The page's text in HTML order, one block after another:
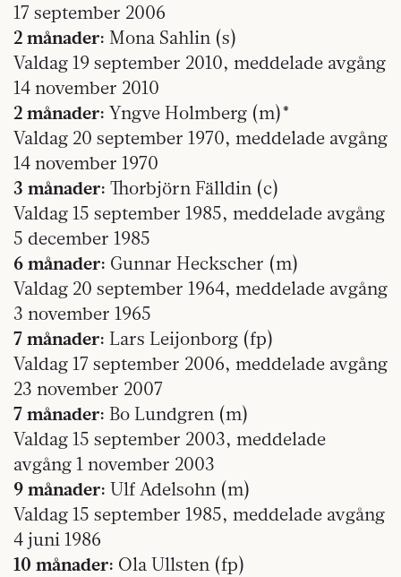
17 september 2006
2 månader: Mona Sahlin (s)
Valdag 19 september 2010, meddelade avgång
14 november 2010
2 månader: Yngve Holmberg (m)*
Valdag 20 september 1970, meddelade avgång
14 november 1970
3 månader: Thorbjörn Fälldin (c)
Valdag 15 september 1985, meddelade avgång
5 december 1985
6 månader: Gunnar Heckscher (m)
Valdag 20 september 1964, meddelade avgång
3 november 1965
7 månader: Lars Leijonborg (fp)
Valdag 17 september 2006, meddelade avgång
23 november 2007
7 månader: Bo Lundgren (m)
Valdag 15 september 2003, meddelade
avgång 1 november 2003
9 månader: Ulf Adelsohn (m)
Valdag 15 september 1985, meddelade avgång
4 juni 1986
10 månader: Ola Ullsten (fp)